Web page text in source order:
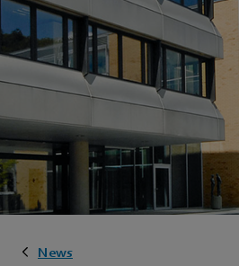
News